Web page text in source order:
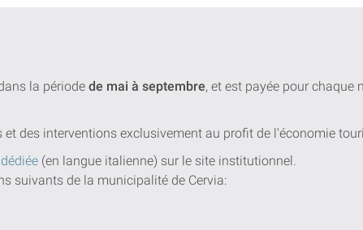
la période de mai à septembre, et est payée pour
des interventions exclusivement au profit de l'économie
(en langue italienne) sur le site institutionnel.
suivants de la municipalité de Cervia: